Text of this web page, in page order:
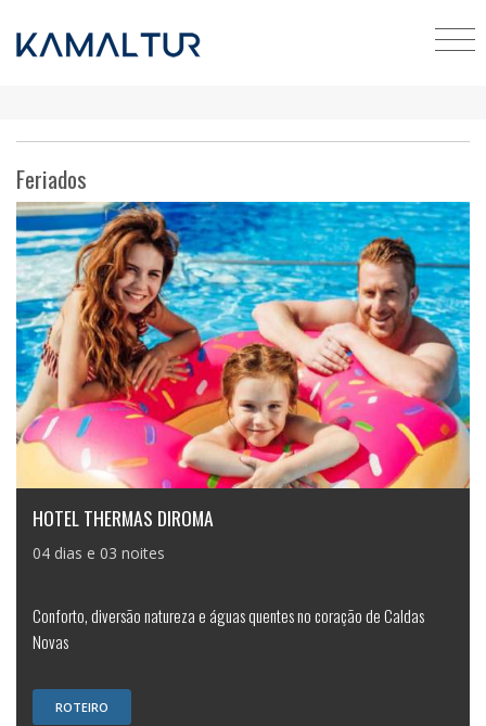
Feriados
HOTEL THERMAS DIROMA
04 dias e 03 noites
Conforto, diversão natureza e águas quentes no coração de Caldas
Novas
ROTEIRO